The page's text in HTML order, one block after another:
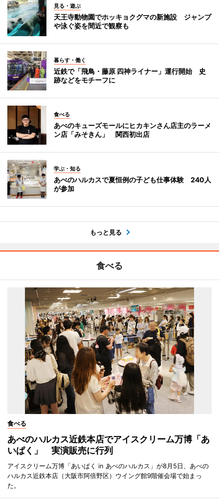
見る・遊ぶ
天王寺動物園でホッキョクグマの新施設 ジャンプ
や泳ぐ姿を間近で観察も
暮らす・働く
近鉄で「飛鳥・藤原 四神ライナー」運行開始 史
跡などをモチーフに
食べる
あべのキューズモールにヒカキンさん店主のラーメ
ン店「みそきん」 関西初出店
学ぶ・知る
あべのハルカスで夏恒例の子ども仕事体験 240人
が参加
もっと見る
食べる
食べる
あべのハルカス近鉄本店でアイスクリーム万博「あ
いぱく」 実演販売に行列
アイスクリーム万博「あいぱく in あべのハルカス」が8月5日、あべの
ハルカス近鉄本店（大阪市阿倍野区）ウイング館9階催会場で始まっ
た。